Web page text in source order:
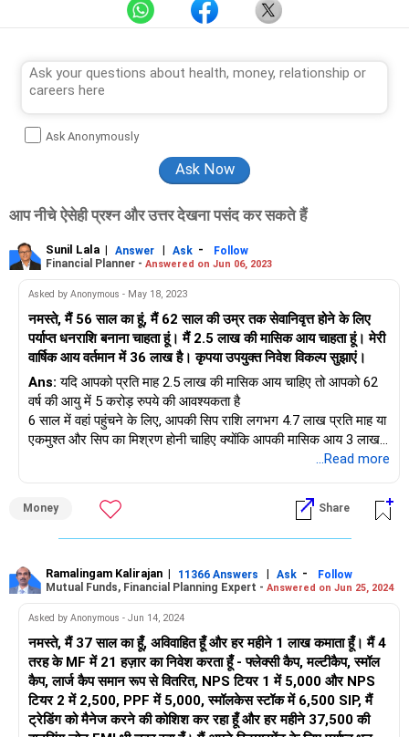
Ask Anonymously
आप नीचे ऐसेही प्रश्न और उत्तर देखना पसंद कर सकते हैं
Sunil Lala | Answer | Ask -
Follow
Financial Planner - Answered on Jun 06, 2023
Asked by Anonymous - May 18, 2023
नमस्ते, मैं 56 साल का हूं, मैं 62 साल की उम्र तक सेवानिवृत्त होने के लिए
पर्याप्त धनराशि बनाना चाहता हूं। मैं 2.5 लाख की मासिक आय चाहता हूं। मेरी
वार्षिक आय वर्तमान में 36 लाख है। कृपया उपयुक्त निवेश विकल्प सुझाएं।
Ans: यदि आपको प्रति माह 2.5 लाख की मासिक आय चाहिए तो आपको 62
वर्ष की आयु में 5 करोड़ रुपये की आवश्यकता है
6 साल में वहां पहुंचने के लिए, आपकी सिप राशि लगभग 4.7 लाख प्रति माह या
एकमुश्त और सिप का मिश्रण होनी चाहिए क्योंकि आपकी मासिक आय 3 लाख
प्रति माह है, इसलिए आप प्रति माह 4.7 लाख का एक सिप नहीं कर सकते।
...Read more
Money Share
Ramalingam Kalirajan | 11366 Answers | Ask -
Follow
Mutual Funds, Financial Planning Expert - Answered on Jun 25, 2024
Asked by Anonymous - Jun 14, 2024
नमस्ते, मैं 37 साल का हूँ, अविवाहित हूँ और हर महीने 1 लाख कमाता हूँ। मैं 4
तरह के MF में 21 हज़ार का निवेश करता हूँ - फ्लेक्सी कैप, मल्टीकैप, स्मॉल
कैप, लार्ज कैप समान रूप से वितरित, NPS टियर 1 में 5,000 और NPS
टियर 2 में 2,500, PPF में 5,000, स्मॉलकेस स्टॉक में 6,500 SIP, मैं
ट्रेडिंग को मैनेज करने की कोशिश कर रहा हूँ और हर महीने 37,500 की